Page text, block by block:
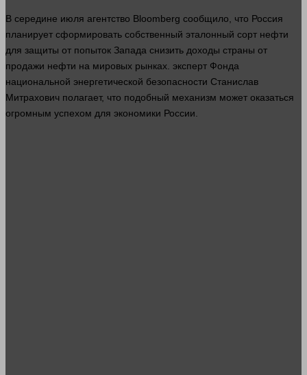
В середине июля агентство Bloomberg сообщило, что Россия
планирует сформировать собственный эталонный сорт нефти
для защиты от попыток Запада снизить доходы страны от
продажи нефти на мировых рынках. эксперт Фонда
национальной энергетической безопасности Станислав
Митрахович полагает, что подобный механизм может оказаться
огромным успехом для экономики России.